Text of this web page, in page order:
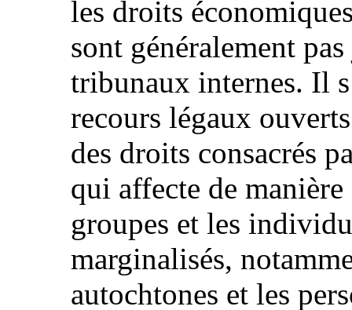
les droits
sont généralement
tribunaux internes. Il
recours légaux
des droits consacrés
qui affecte de
groupes et les
marginalisés,
autochtones et les